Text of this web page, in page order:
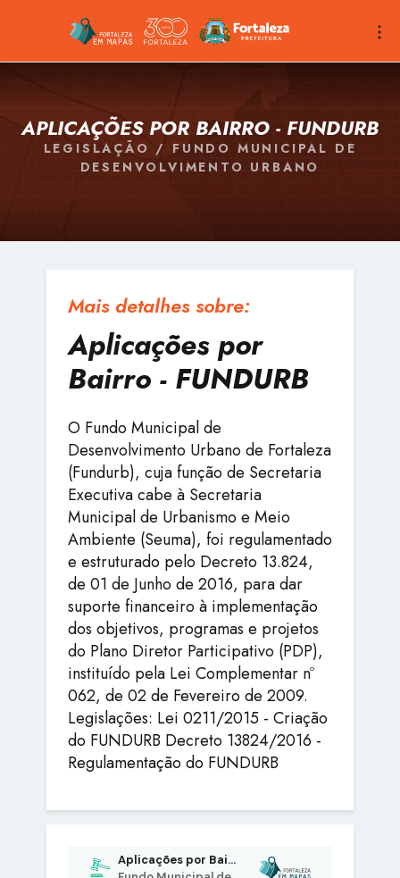
APLICAÇÕES POR BAIRRO - FUNDURB
LEGISLAÇÃO / FUNDO MUNICIPAL DE
DESENVOLVIMENTO URBANO
Mais detalhes sobre:
Aplicações por
Bairro - FUNDURB
O Fundo Municipal de
Desenvolvimento Urbano de Fortaleza
(Fundurb), cuja função de Secretaria
Executiva cabe à Secretaria
Municipal de Urbanismo e Meio
Ambiente (Seuma), foi regulamentado
e estruturado pelo Decreto 13.824,
de 01 de Junho de 2016, para dar
suporte financeiro à implementação
dos objetivos, programas e projetos
do Plano Diretor Participativo (PDP),
instituído pela Lei Complementar nº
062, de 02 de Fevereiro de 2009.
Legislações: Lei 0211/2015 - Criação
do FUNDURB Decreto 13824/2016 -
Regulamentação do FUNDURB